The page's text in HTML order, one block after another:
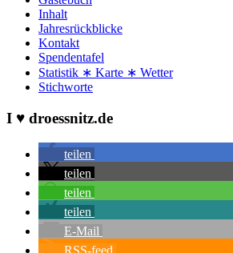
Inhalt
Jahresrückblicke
Kontakt
Spendentafel
Statistik ∗ Karte ∗ Wetter
Stichworte
I ♥ droessnitz.de
teilen
teilen
teilen
teilen
E-Mail
RSS-feed